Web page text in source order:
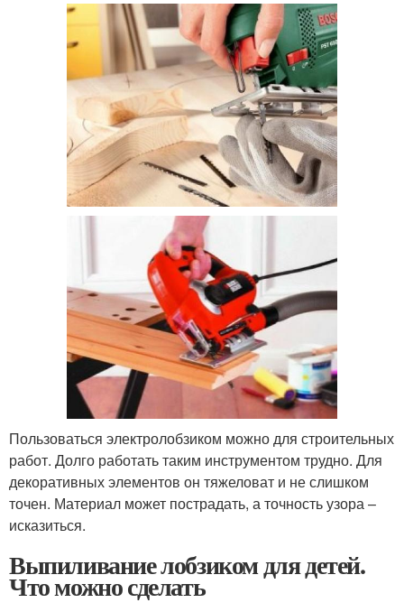
Пользоваться электролобзиком можно для строительных
работ. Долго работать таким инструментом трудно. Для
декоративных элементов он тяжеловат и не слишком
точен. Материал может пострадать, а точность узора –
исказиться.
Выпиливание лобзиком для детей.
Что можно сделать